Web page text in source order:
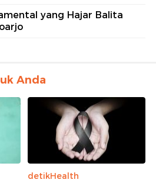
yang Hajar Balita
Anda
detikHealth